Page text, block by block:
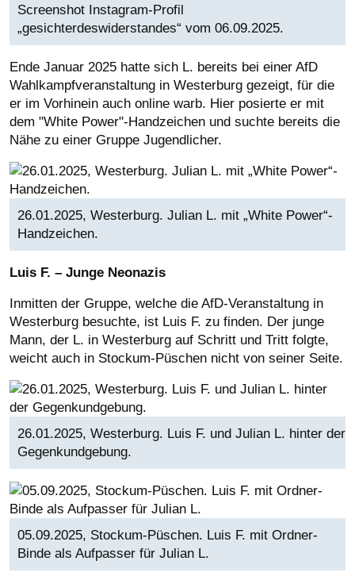
Screenshot Instagram-Profil
„gesichterdeswiderstandes“ vom 06.09.2025.
Ende Januar 2025 hatte sich L. bereits bei einer AfD
Wahlkampfveranstaltung in Westerburg gezeigt, für die
er im Vorhinein auch online warb. Hier posierte er mit
dem "White Power"-Handzeichen und suchte bereits die
Nähe zu einer Gruppe Jugendlicher.
26.01.2025, Westerburg. Julian L. mit „White Power“-
Handzeichen.
Luis F. – Junge Neonazis
Inmitten der Gruppe, welche die AfD-Veranstaltung in
Westerburg besuchte, ist Luis F. zu finden. Der junge
Mann, der L. in Westerburg auf Schritt und Tritt folgte,
weicht auch in Stockum-Püschen nicht von seiner Seite.
26.01.2025, Westerburg. Luis F. und Julian L. hinter der
Gegenkundgebung.
05.09.2025, Stockum-Püschen. Luis F. mit Ordner-
Binde als Aufpasser für Julian L.